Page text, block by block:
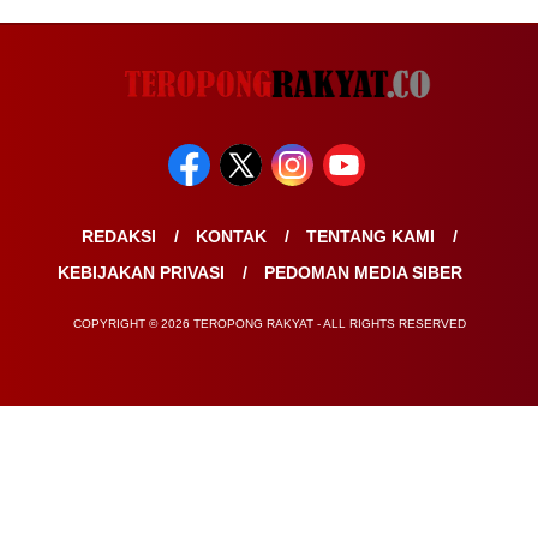
REDAKSI KONTAK
TENTANG KAMI
KEBIJAKAN PRIVASI
PEDOMAN MEDIA SIBER
COPYRIGHT © 2026 TEROPONG RAKYAT - ALL RIGHTS RESERVED